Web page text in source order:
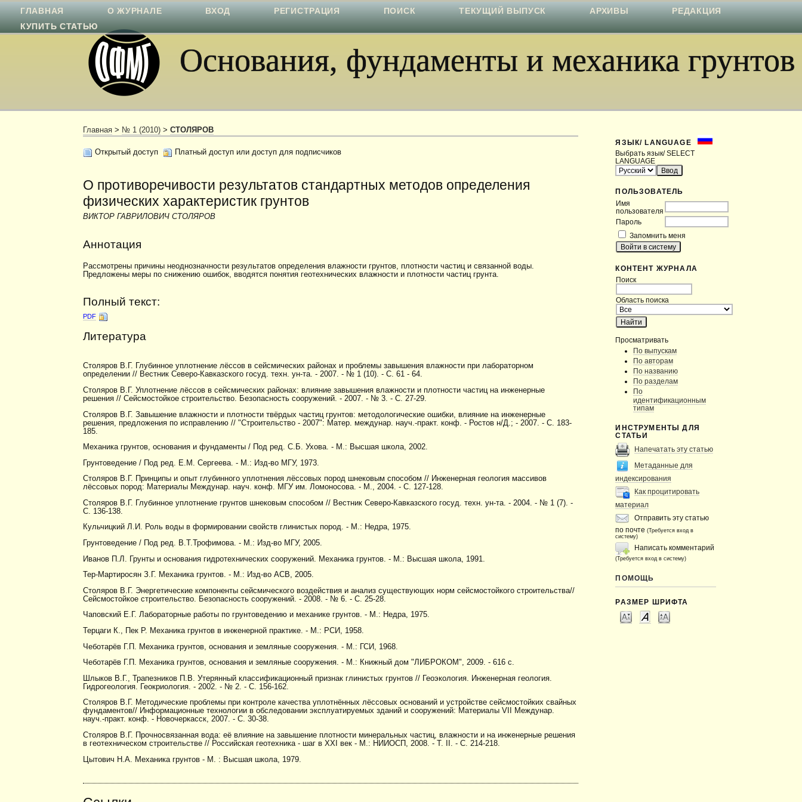
Основания, фундаменты и механика грунтов
ЯЗЫК/ LANGUAGE
Выбрать язык/ SELECT
LANGUAGE
ПОЛЬЗОВАТЕЛЬ
Имя
пользователя
Пароль
Запомнить меня
КОНТЕНТ ЖУРНАЛА
Поиск
Область поиска
Просматривать
По выпускам
По авторам
По названию
По разделам
По
идентификационным
типам
ИНСТРУМЕНТЫ ДЛЯ
СТАТЬИ
Напечатать эту статью
Метаданные для
индексирования
Как процитировать
материал
Отправить эту статью
по почте(Требуется вход в
систему)
Написать комментарий
(Требуется вход в систему)
ПОМОЩЬ
РАЗМЕР ШРИФТА
ГЛАВНАЯ О ЖУРНАЛЕ ВХОД РЕГИСТРАЦИЯ ПОИСК ТЕКУЩИЙ ВЫПУСК АРХИВЫ
РЕДАКЦИЯ
КУПИТЬ СТАТЬЮ
Главная > № 1 (2010) >СТОЛЯРОВ
Открытый доступ Платный доступ или доступ для подписчиков
О противоречивости результатов стандартных методов определения
физических характеристик грунтов
ВИКТОР ГАВРИЛОВИЧ СТОЛЯРОВ
Аннотация
Рассмотрены причины неоднозначности результатов определения влажности грунтов, плотности частиц и связанной воды.
Предложены меры по снижению ошибок, вводятся понятия геотехнических влажности и плотности частиц грунта.
Полный текст:
PDF
Литература
Столяров В.Г. Глубинное уплотнение лёссов в сейсмических районах и проблемы завышения влажности при лабораторном
определении // Вестник Северо-Кавказского госуд. техн. ун-та. - 2007. - № 1 (10). - С. 61 - 64.
Столяров В.Г. Уплотнение лёссов в сейсмических районах: влияние завышения влажности и плотности частиц на инженерные
решения // Сейсмостойкое строительство. Безопасность сооружений. - 2007. - № 3. - С. 27-29.
Столяров В.Г. Завышение влажности и плотности твёрдых частиц грунтов: методологические ошибки, влияние на инженерные
решения, предложения по исправлению // "Строительство - 2007": Матер. междунар. науч.-практ. конф. - Ростов н/Д.; - 2007. - С. 183-
185.
Механика грунтов, основания и фундаменты / Под ред. С.Б. Ухова. - М.: Высшая школа, 2002.
Грунтоведение / Под ред. Е.М. Сергеева. - М.: Изд-во МГУ, 1973.
Столяров В.Г. Принципы и опыт глубинного уплотнения лёссовых пород шнековым способом // Инженерная геология массивов
лёссовых пород: Материалы Междунар. науч. конф. МГУ им. Ломоносова. - М., 2004. - С. 127-128.
Столяров В.Г. Глубинное уплотнение грунтов шнековым способом // Вестник Северо-Кавказского госуд. техн. ун-та. - 2004. - № 1 (7). -
С. 136-138.
Кульчицкий Л.И. Роль воды в формировании свойств глинистых пород. - М.: Недра, 1975.
Грунтоведение / Под ред. В.Т.Трофимова. - М.: Изд-во МГУ, 2005.
Иванов П.Л. Грунты и основания гидротехнических сооружений. Механика грунтов. - М.: Высшая школа, 1991.
Тер-Мартиросян З.Г. Механика грунтов. - М.: Изд-во АСВ, 2005.
Столяров В.Г. Энергетические компоненты сейсмического воздействия и анализ существующих норм сейсмостойкого строительства//
Сейсмостойкое строительство. Безопасность сооружений. - 2008. - № 6. - С. 25-28.
Чаповский Е.Г. Лабораторные работы по грунтоведению и механике грунтов. - М.: Недра, 1975.
Терцаги К., Пек Р. Механика грунтов в инженерной практике. - М.: РСИ, 1958.
Чеботарёв Г.П. Механика грунтов, основания и земляные сооружения. - М.: ГСИ, 1968.
Чеботарёв Г.П. Механика грунтов, основания и земляные сооружения. - М.: Книжный дом "ЛИБРОКОМ", 2009. - 616 с.
Шлыков В.Г., Трапезников П.В. Утерянный классификационный признак глинистых грунтов // Геоэкология. Инженерная геология.
Гидрогеология. Геокриология. - 2002. - № 2. - С. 156-162.
Столяров В.Г. Методические проблемы при контроле качества уплотнённых лёссовых оснований и устройстве сейсмостойких свайных
фундаментов// Информационные технологии в обследовании эксплуатируемых зданий и сооружений: Материалы VII Междунар.
науч.-практ. конф. - Новочеркасск, 2007. - С. 30-38.
Столяров В.Г. Прочносвязанная вода: её влияние на завышение плотности минеральных частиц, влажности и на инженерные решения
в геотехническом строительстве // Российская геотехника - шаг в XXI век - М.: НИИОСП, 2008. - Т. II. - С. 214-218.
Цытович Н.А. Механика грунтов - М. : Высшая школа, 1979.